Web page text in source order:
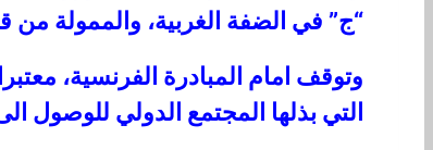
“ج” في الضفة الغربية، والممولة من
وتوقف امام المبادرة الفرنسية،
التي بذلها المجتمع الدولي للوصول